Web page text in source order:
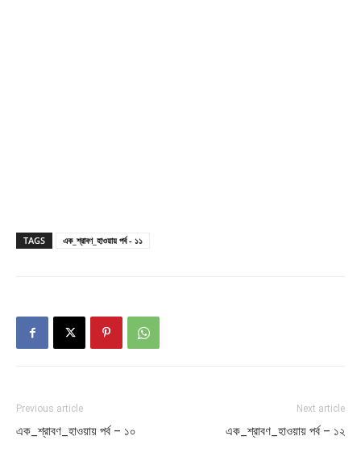
TAGS এক_শ্রাবণ_হাওয়ায় পর্ব - ১১
Previous article
এক_শ্রাবণ_হাওয়ায় পর্ব – ১০
Next article
এক_শ্রাবণ_হাওয়ায় পর্ব – ১২